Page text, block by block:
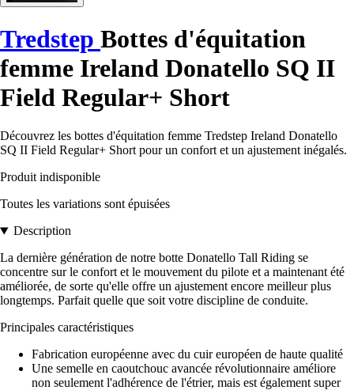
Tredstep Bottes d'équitation
femme Ireland Donatello SQ II
Field Regular+ Short
Découvrez les bottes d'équitation femme Tredstep Ireland Donatello
SQ II Field Regular+ Short pour un confort et un ajustement inégalés.
Produit indisponible
Toutes les variations sont épuisées
Description
La dernière génération de notre botte Donatello Tall Riding se
concentre sur le confort et le mouvement du pilote et a maintenant été
améliorée, de sorte qu'elle offre un ajustement encore meilleur plus
longtemps. Parfait quelle que soit votre discipline de conduite.
Principales caractéristiques
Fabrication européenne avec du cuir européen de haute qualité
Une semelle en caoutchouc avancée révolutionnaire améliore
non seulement l'adhérence de l'étrier, mais est également super